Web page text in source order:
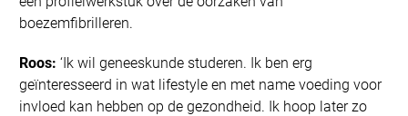
boezemfibrilleren.
Roos: ‘Ik wil geneeskunde studeren. Ik ben erg
geïnteresseerd in wat lifestyle en met name voeding voor
invloed kan hebben op de gezondheid. Ik hoop later zo